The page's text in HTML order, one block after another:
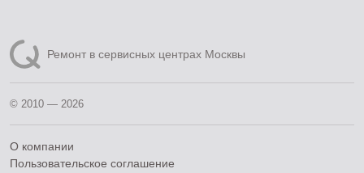
Ремонт в сервисных центрах Москвы
© 2010 — 2026
О компании
Пользовательское соглашение